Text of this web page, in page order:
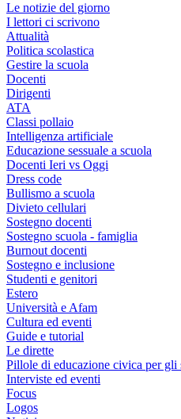
Le notizie del giorno
I lettori ci scrivono
Attualità
Politica scolastica
Gestire la scuola
Docenti
Dirigenti
ATA
Classi pollaio
Intelligenza artificiale
Educazione sessuale a scuola
Docenti Ieri vs Oggi
Dress code
Bullismo a scuola
Divieto cellulari
Sostegno docenti
Sostegno scuola - famiglia
Burnout docenti
Sostegno e inclusione
Studenti e genitori
Estero
Università e Afam
Cultura ed eventi
Guide e tutorial
Le dirette
Pillole di educazione civica per gli
Interviste ed eventi
Focus
Logos